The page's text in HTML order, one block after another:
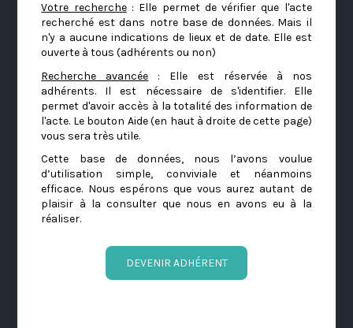
Votre recherche: Elle permet de vérifier que l'acte
recherché est dans notre base de données. Mais il
n'y a aucune indications de lieux et de date. Elle est
ouverte à tous (adhérents ou non)
Recherche avancée : Elle est réservée à nos
adhérents. Il est nécessaire de s'identifier. Elle
permet d'avoir accès à la totalité des information de
l'acte. Le bouton Aide (en haut à droite de cette page)
vous sera très utile.
Cette base de données, nous l’avons voulue
d’utilisation simple, conviviale et néanmoins
efficace. Nous espérons que vous aurez autant de
plaisir à la consulter que nous en avons eu à la
réaliser.
DEVENIR ADHÉRENT